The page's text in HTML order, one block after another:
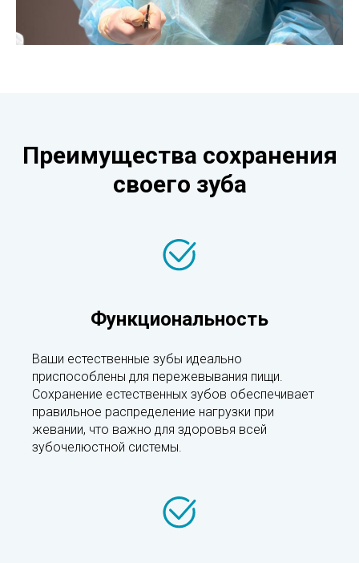
Преимущества сохранения
своего зуба
Функциональность
Ваши естественные зубы идеально
приспособлены для пережевывания пищи.
Сохранение естественных зубов обеспечивает
правильное распределение нагрузки при
жевании, что важно для здоровья всей
зубочелюстной системы.